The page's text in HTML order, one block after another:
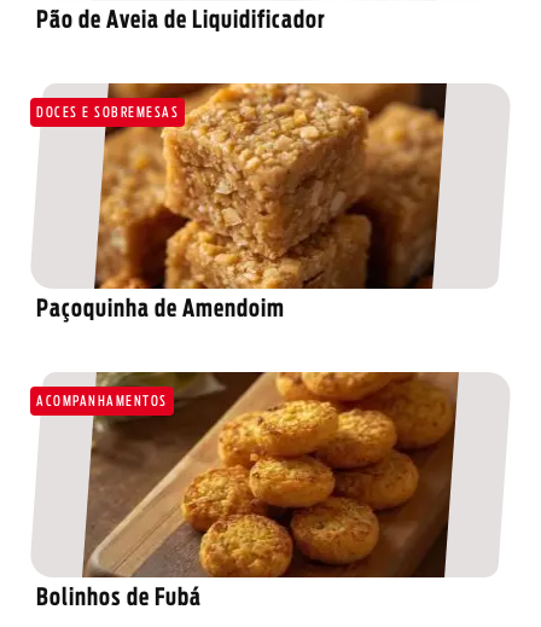
Pão de Aveia de Liquidificador
DOCES E SOBREMESAS
Paçoquinha de Amendoim
ACOMPANHAMENTOS
Bolinhos de Fubá